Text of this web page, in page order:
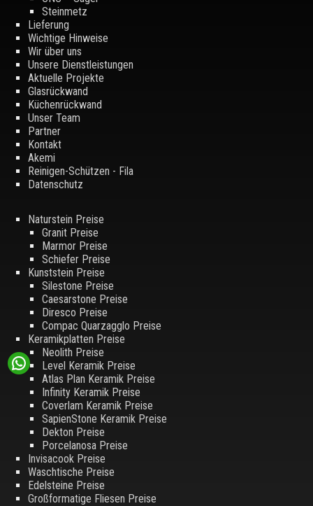
Steinmetz
Lieferung
Wichtige Hinweise
Wir über uns
Unsere Dienstleistungen
Aktuelle Projekte
Glasrückwand
Küchenrückwand
Unser Team
Partner
Kontakt
Akemi
Reinigen-Schützen - Fila
Datenschutz
Naturstein Preise
Granit Preise
Marmor Preise
Schiefer Preise
Kunststein Preise
Silestone Preise
Caesarstone Preise
Diresco Preise
Compac Quarzagglo Preise
Keramikplatten Preise
Neolith Preise
Level Keramik Preise
Atlas Plan Keramik Preise
Infinity Keramik Preise
Coverlam Keramik Preise
SapienStone Keramik Preise
Dekton Preise
Porcelanosa Preise
Invisacook Preise
Waschtische Preise
Edelsteine Preise
Großformatige Fliesen Preise